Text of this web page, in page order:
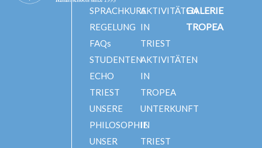
SPRACHKURS
REGELUNG
FAQs
STUDENTEN
ECHO
TRIEST
UNSERE
PHILOSOPHIE
UNSER
AKTIVITÄTEN
IN
TRIEST
AKTIVITÄTEN
IN
TROPEA
UNTERKUNFT
IN
TRIEST
GALERIE
TROPEA